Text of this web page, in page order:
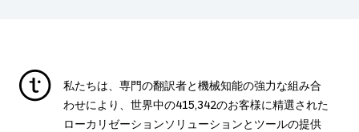
私たちは、専門の翻訳者と機械知能の強力な組み合
わせにより、世界中の415,342のお客様に精選された
ローカリゼーションソリューションとツールの提供